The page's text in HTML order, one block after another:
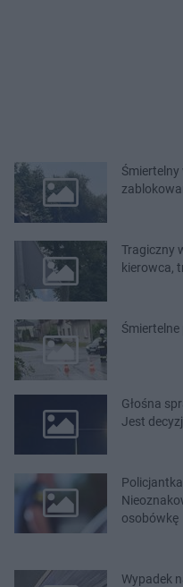
Śmiertelny
Tragiczny
kierowca,
Głośna
Jest
osobówkę
Wypadek